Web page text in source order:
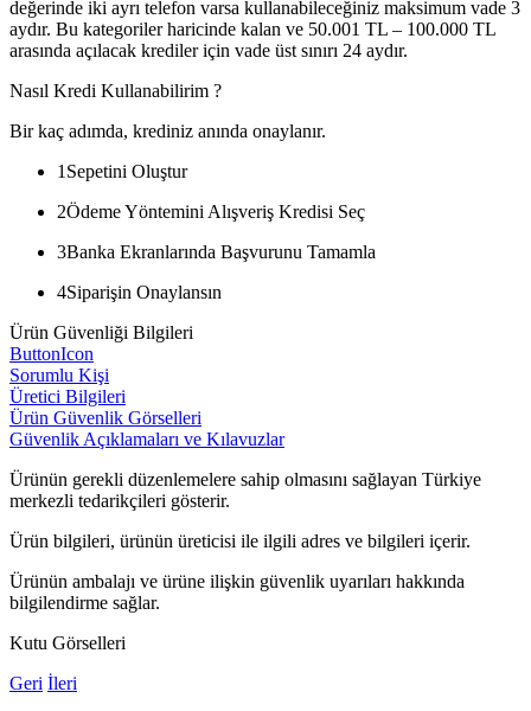
değerinde iki ayrı telefon varsa kullanabileceğiniz maksimum vade 3
aydır. Bu kategoriler haricinde kalan ve 50.001 TL – 100.000 TL
arasında açılacak krediler için vade üst sınırı 24 aydır.
Nasıl Kredi Kullanabilirim ?
Bir kaç adımda, krediniz anında onaylanır.
1 Sepetini Oluştur
2Ödeme Yöntemini Alışveriş Kredisi Seç
3Banka Ekranlarında Başvurunu Tamamla
4Siparişin Onaylansın
Ürün Güvenliği Bilgileri
ButtonIcon
Sorumlu Kişi
Üretici Bilgileri
Ürün Güvenlik Görselleri
Güvenlik Açıklamaları ve Kılavuzlar
Ürünün gerekli düzenlemelere sahip olmasını sağlayan Türkiye
merkezli tedarikçileri gösterir.
Ürün bilgileri, ürünün üreticisi ile ilgili adres ve bilgileri içerir.
Ürünün ambalajı ve ürüne ilişkin güvenlik uyarıları hakkında
bilgilendirme sağlar.
Kutu Görselleri
Geri İleri